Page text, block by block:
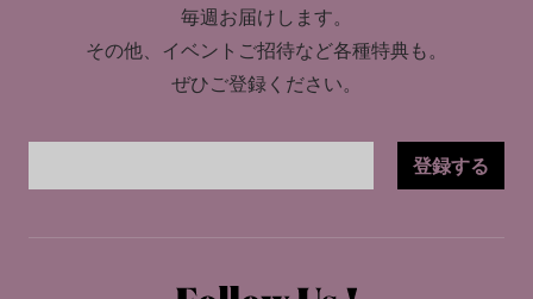
毎週お届けします。
その他、イベントご招待など各種特典も。
ぜひご登録ください。
登録する